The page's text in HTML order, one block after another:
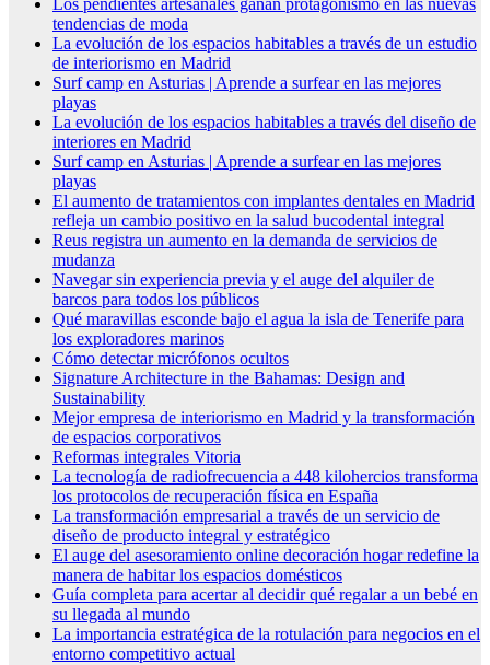
Los pendientes artesanales ganan protagonismo en las nuevas
tendencias de moda
La evolución de los espacios habitables a través de un estudio
de interiorismo en Madrid
Surf camp en Asturias | Aprende a surfear en las mejores
playas
La evolución de los espacios habitables a través del diseño de
interiores en Madrid
Surf camp en Asturias | Aprende a surfear en las mejores
playas
El aumento de tratamientos con implantes dentales en Madrid
refleja un cambio positivo en la salud bucodental integral
Reus registra un aumento en la demanda de servicios de
mudanza
Navegar sin experiencia previa y el auge del alquiler de
barcos para todos los públicos
Qué maravillas esconde bajo el agua la isla de Tenerife para
los exploradores marinos
Cómo detectar micrófonos ocultos
Signature Architecture in the Bahamas: Design and
Sustainability
Mejor empresa de interiorismo en Madrid y la transformación
de espacios corporativos
Reformas integrales Vitoria
La tecnología de radiofrecuencia a 448 kilohercios transforma
los protocolos de recuperación física en España
La transformación empresarial a través de un servicio de
diseño de producto integral y estratégico
El auge del asesoramiento online decoración hogar redefine la
manera de habitar los espacios domésticos
Guía completa para acertar al decidir qué regalar a un bebé en
su llegada al mundo
La importancia estratégica de la rotulación para negocios en el
entorno competitivo actual